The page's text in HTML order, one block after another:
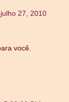
27, 2010
você.